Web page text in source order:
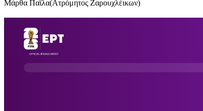
Μάρθα Παϊλα(Ατρόμητος Ζαρουχλέικων)